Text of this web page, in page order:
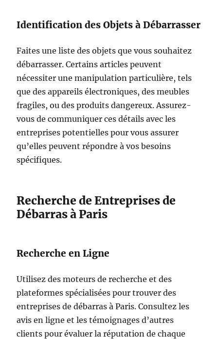
Identification des Objets à Débarrasser
Faites une liste des objets que vous souhaitez
débarrasser. Certains articles peuvent
nécessiter une manipulation particulière, tels
que des appareils électroniques, des meubles
fragiles, ou des produits dangereux. Assurez-
vous de communiquer ces détails avec les
entreprises potentielles pour vous assurer
qu’elles peuvent répondre à vos besoins
spécifiques.
Recherche de Entreprises de
Débarras à Paris
Recherche en Ligne
Utilisez des moteurs de recherche et des
plateformes spécialisées pour trouver des
entreprises de débarras à Paris. Consultez les
avis en ligne et les témoignages d’autres
clients pour évaluer la réputation de chaque